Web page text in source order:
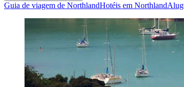
Guia de viagem de NorthlandHotéis em Northland